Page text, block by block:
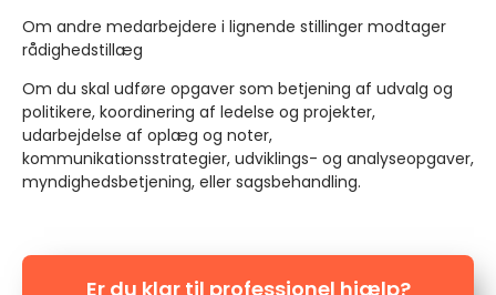
Om andre medarbejdere i lignende stillinger modtager
rådighedstillæg
Om du skal udføre opgaver som betjening af udvalg og
politikere, koordinering af ledelse og projekter,
udarbejdelse af oplæg og noter,
kommunikationsstrategier, udviklings- og analyseopgaver,
myndighedsbetjening, eller sagsbehandling.
Er du klar til professionel hjælp?